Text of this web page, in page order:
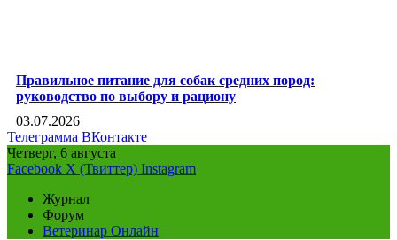
Правильное питание для собак средних пород:
руководство по выбору и рациону
03.07.2026
Телеграмма ВКонтакте
Четверг, 6 августа
Facebook X (Твиттер) Instagram
Журнал
Форум
Ветеринар Онлайн